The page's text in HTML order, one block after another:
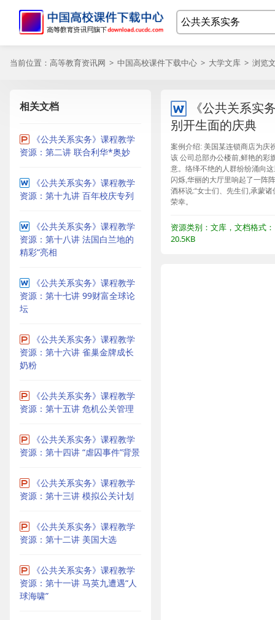
当前位置： 高等教育资讯网 > 中国高校课件下载中心 > 大学文库 > 浏览
相关文档
《公共关系实务》课程教学
资源：第二讲 联合利华*奥妙
《公共关系实务》课程教学
资源：第十九讲 百年校庆专列
《公共关系实务》课程教学
资源：第十八讲 法国白兰地的
精彩“亮相
《公共关系实务》课程教学
资源：第十七讲 99财富全球论
坛
《公共关系实务》课程教学
资源：第十六讲 雀巢金牌成长
奶粉
《公共关系实务》课程教学
资源：第十五讲 危机公关管理
《公共关系实务》课程教学
资源：第十四讲 “虐囚事件”背景
《公共关系实务》课程教学
资源：第十三讲 模拟公关计划
《公共关系实务》课程教学
资源：第十二讲 美国大选
《公共关系实务》课程教学
资源：第十一讲 马英九遭遇“人
球海啸”
《公共关系实
别开生面的庆典
案例介绍: 美国某连锁商店为庆
该 公司总部办公楼前,鲜艳的彩
意。络绎不绝的人群纷纷涌向
闪烁,华丽的大厅里响起了一阵
酒杯说:“女士们、先生们,承蒙
荣幸。
资源类别：文库，文档格式
20.5KB